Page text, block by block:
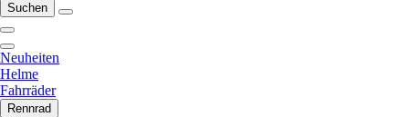
Suchen
Neuheiten
Helme
Fahrräder
Rennrad